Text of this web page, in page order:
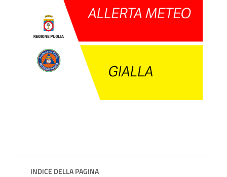
INDICE DELLA PAGINA